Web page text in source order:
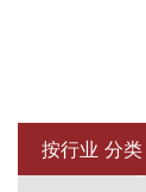
按行业 分类